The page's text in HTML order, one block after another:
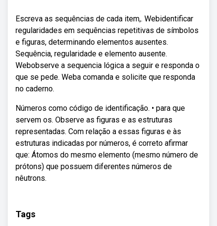
Escreva as sequências de cada item,. Webidentificar
regularidades em sequências repetitivas de símbolos
e figuras, determinando elementos ausentes.
Sequência, regularidade e elemento ausente.
Webobserve a sequencia lógica a seguir e responda o
que se pede. Weba comanda e solicite que responda
no caderno.
Números como código de identificação. • para que
servem os. Observe as figuras e as estruturas
representadas. Com relação a essas figuras e às
estruturas indicadas por números, é correto afirmar
que: Átomos do mesmo elemento (mesmo número de
prótons) que possuem diferentes números de
nêutrons.
Tags